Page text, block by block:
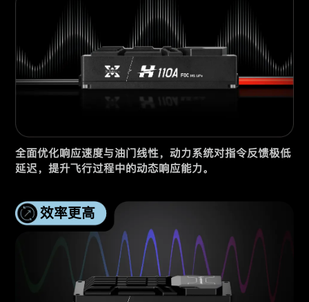
全面优化响应速度与油门线性，动力系统对指令反馈极低
延迟，提升飞行过程中的动态响应能力。
效率更高